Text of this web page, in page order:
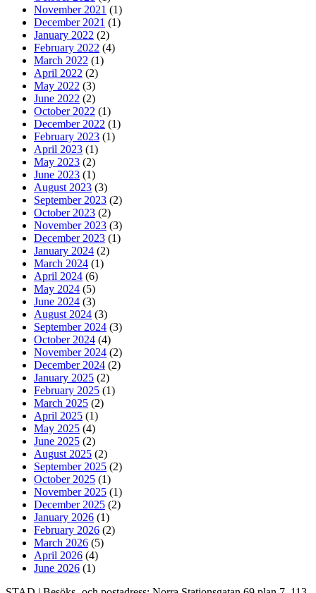
November 2021 (1)
December 2021 (1)
January 2022 (2)
February 2022 (4)
March 2022 (1)
April 2022 (2)
May 2022 (3)
June 2022 (2)
October 2022 (1)
December 2022 (1)
February 2023 (1)
April 2023 (1)
May 2023 (2)
June 2023 (1)
August 2023 (3)
September 2023 (2)
October 2023 (2)
November 2023 (3)
December 2023 (1)
January 2024 (2)
March 2024 (1)
April 2024 (6)
May 2024 (5)
June 2024 (3)
August 2024 (3)
September 2024 (3)
October 2024 (4)
November 2024 (2)
December 2024 (2)
January 2025 (2)
February 2025 (1)
March 2025 (2)
April 2025 (1)
May 2025 (4)
June 2025 (2)
August 2025 (2)
September 2025 (2)
October 2025 (1)
November 2025 (1)
December 2025 (2)
January 2026 (1)
February 2026 (2)
March 2026 (5)
April 2026 (4)
June 2026 (1)